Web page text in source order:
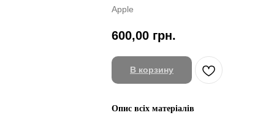
Apple
600,00 грн.
В корзину
Опис всіх матеріалів